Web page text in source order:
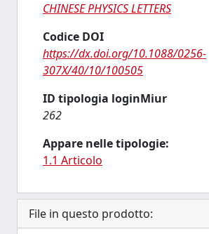
CHINESE PHYSICS LETTERS
Codice DOI
https://dx.doi.org/10.1088/0256-
307X/40/10/100505
ID tipologia loginMiur
262
Appare nelle tipologie:
1.1 Articolo
File in questo prodotto: